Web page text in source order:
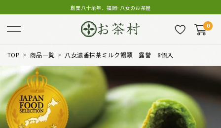
創業八十余年、福岡･八女のお茶屋
0
TOP 商品一覧 八女濃香抹茶ミルク饅頭 露誉 8個入